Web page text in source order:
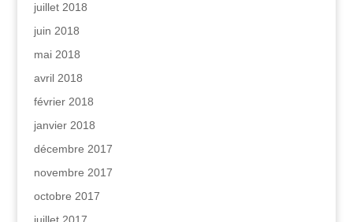
juillet 2018
juin 2018
mai 2018
avril 2018
février 2018
janvier 2018
décembre 2017
novembre 2017
octobre 2017